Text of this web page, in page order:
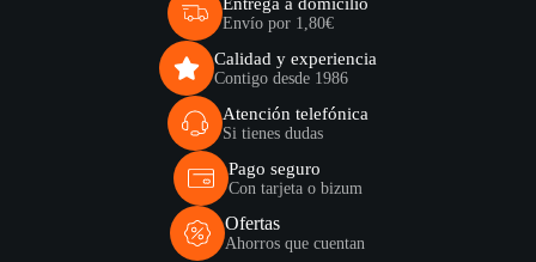
Envío por 1,80€
Calidad y experiencia
Contigo desde 1986
Atención telefónica
Si tienes dudas
Pago seguro
Con tarjeta o bizum
Ofertas
Ahorros que cuentan